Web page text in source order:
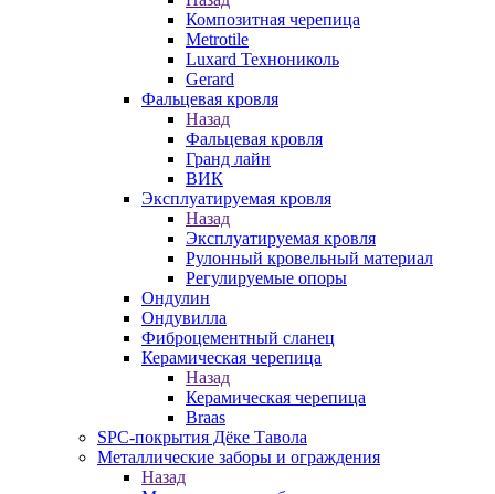
Композитная черепица
Metrotile
Luxard Технониколь
Gerard
Фальцевая кровля
Назад
Фальцевая кровля
Гранд лайн
ВИК
Эксплуатируемая кровля
Назад
Эксплуатируемая кровля
Рулонный кровельный материал
Регулируемые опоры
Ондулин
Ондувилла
Фиброцементный сланец
Керамическая черепица
Назад
Керамическая черепица
Braas
SPC-покрытия Дёке Тавола
Металлические заборы и ограждения
Назад